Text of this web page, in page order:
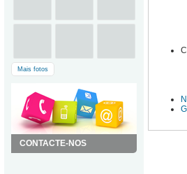
Mais fotos
CONTACTE-NOS